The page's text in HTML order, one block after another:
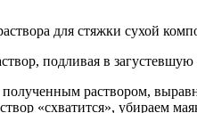
для стяжки сухой
подливая в
раствором,
«схватится», убираем